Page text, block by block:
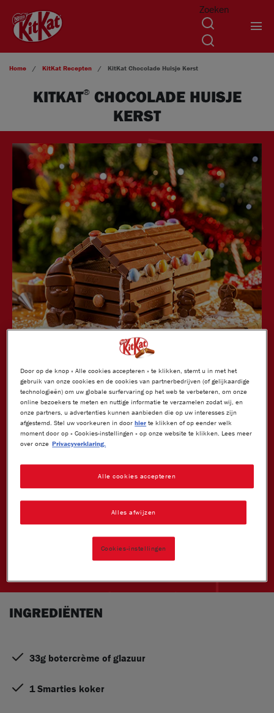
Zoeken
Home KitKat Recepten KitKat Chocolade Huisje Kerst
KITKAT® CHOCOLADE HUISJE
KERST
Details
In dit heerlijke KitKat®koekhuisje zou iedereen wel willen
wonen! Ontdek in dit recept hoe jij deze verrukkelijke creatie
10 5 Min Makkelijk
BEREIDINGSWIJZE
INGREDIËNTEN
33g botercrème of glazuur
1 Smarties koker
Door op de knop « Alle cookies accepteren » te klikken, stemt u in met het
gebruik van onze cookies en de cookies van partnerbedrijven (of gelijkaardige
technologieën) om uw globale surfervaring op het web te verbeteren, om onze
online bezoekers te meten en nuttige informatie te verzamelen zodat wij, en
onze partners, u advertenties kunnen aanbieden die op uw interesses zijn
afgestemd. Stel uw voorkeuren in doorhier te klikken of op eender welk
moment door op « Cookies-instellingen » op onze website te klikken. Lees meer
over onze Privacyverklaring.
Alles afwijzen
Alle cookies accepteren
Cookies-instellingen